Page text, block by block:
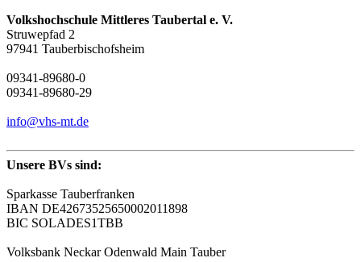
Volkshochschule Mittleres Taubertal e. V.
Struwepfad 2
97941 Tauberbischofsheim
09341-89680-0
09341-89680-29
info@vhs-mt.de
Unsere BVs sind:
Sparkasse Tauberfranken
IBAN DE42673525650002011898
BIC SOLADES1TBB
Volksbank Neckar Odenwald Main Tauber